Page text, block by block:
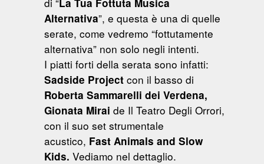
La Tua Fottuta Musica
Alternativa”, e questa è una di quelle
serate, come vedremo “fottutamente
alternativa” non solo negli intenti.
I piatti forti della serata sono infatti:
Sadside Projectcon il basso di
Roberta Sammarelli dei Verdena,
Gionata Mirai de Il Teatro Degli Orrori,
con il suo set strumentale
acustico, Fast Animals and Slow
Kids. Vediamo nel dettaglio.